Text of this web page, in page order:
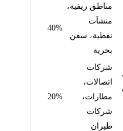
مناطق ريفية،
منشآت
نفطية، سفن
بحرية
40%
شركات
اتصالات،
مطارات،
شركات
طيران
20%